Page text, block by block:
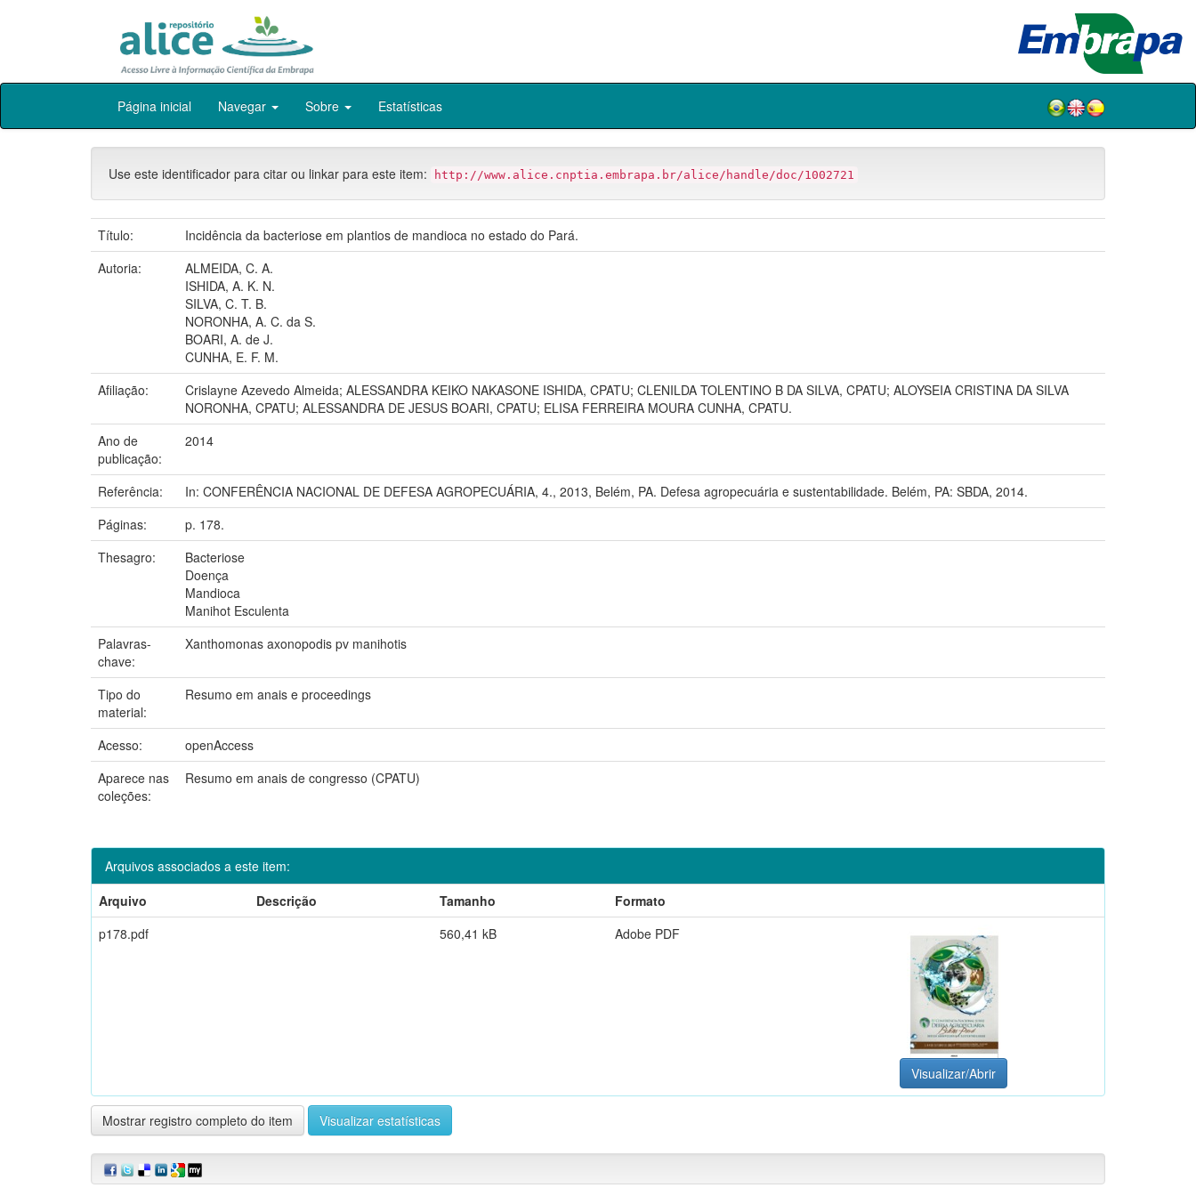
Skip
Página inicial Navegar Sobre Estatísticas
Use este identificador para citar ou linkar para este item: http://www.alice.cnptia.embrapa.br/alice/handle/doc/1002721
Título:
Incidência da bacteriose em plantios de mandioca no estado do Pará.
Autoria:
ALMEIDA, C. A.
ISHIDA, A. K. N.
SILVA, C. T. B.
NORONHA, A. C. da S.
BOARI, A. de J.
CUNHA, E. F. M.
Afiliação:
Crislayne Azevedo Almeida; ALESSANDRA KEIKO NAKASONE ISHIDA, CPATU; CLENILDA TOLENTINO B DA SILVA, CPATU; ALOYSEIA CRISTINA DA SILVA
NORONHA, CPATU; ALESSANDRA DE JESUS BOARI, CPATU; ELISA FERREIRA MOURA CUNHA, CPATU.
Ano de
publicação:
2014
Referência:
In: CONFERÊNCIA NACIONAL DE DEFESA AGROPECUÁRIA, 4., 2013, Belém, PA. Defesa agropecuária e sustentabilidade. Belém, PA: SBDA, 2014.
Páginas:
p. 178.
Thesagro:
Bacteriose
Doença
Mandioca
Manihot Esculenta
Palavras-
chave:
Xanthomonas axonopodis pv manihotis
Tipo do
material:
Resumo em anais e proceedings
Acesso:
openAccess
Aparece nas
coleções:
Resumo em anais de congresso (CPATU)
Arquivos associados a este item:
Arquivo
Descrição Tamanho
Formato
p178.pdf
560,41 kB Adobe PDF
Visualizar/Abrir
Mostrar registro completo do item Visualizar estatísticas